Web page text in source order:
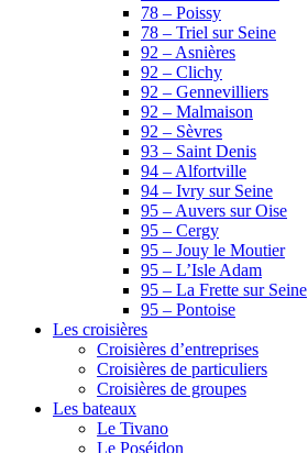
78 – Poissy
78 – Triel sur Seine
92 – Asnières
92 – Clichy
92 – Gennevilliers
92 – Malmaison
92 – Sèvres
93 – Saint Denis
94 – Alfortville
94 – Ivry sur Seine
95 – Auvers sur Oise
95 – Cergy
95 – Jouy le Moutier
95 – L’Isle Adam
95 – La Frette sur Seine
95 – Pontoise
Les croisières
Croisières d’entreprises
Croisières de particuliers
Croisières de groupes
Les bateaux
Le Tivano
Le Poséidon